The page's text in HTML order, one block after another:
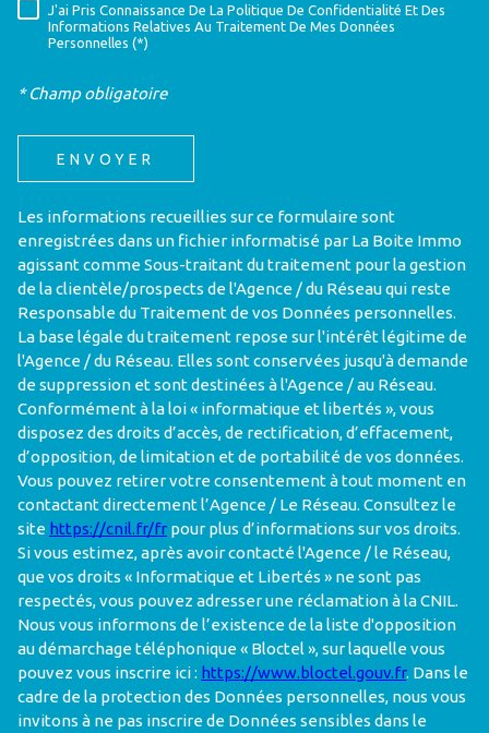
RÈGLEMENTATION
J'ai Pris Connaissance De La Politique De Confidentialité Et Des
Informations Relatives Au Traitement De Mes Données
Personnelles (*)
* Champ obligatoire
ENVOYER
Les informations recueillies sur ce formulaire sont
enregistrées dans un fichier informatisé par La Boite Immo
agissant comme Sous-traitant du traitement pour la gestion
de la clientèle/prospects de l'Agence / du Réseau qui reste
Responsable du Traitement de vos Données personnelles.
La base légale du traitement repose sur l'intérêt légitime de
l'Agence / du Réseau. Elles sont conservées jusqu'à demande
de suppression et sont destinées à l'Agence / au Réseau.
Conformément à la loi « informatique et libertés », vous
disposez des droits d’accès, de rectification, d’effacement,
d’opposition, de limitation et de portabilité de vos données.
Vous pouvez retirer votre consentement à tout moment en
contactant directement l’Agence / Le Réseau. Consultez le
site https://cnil.fr/fr pour plus d’informations sur vos droits.
Si vous estimez, après avoir contacté l'Agence / le Réseau,
que vos droits « Informatique et Libertés » ne sont pas
respectés, vous pouvez adresser une réclamation à la CNIL.
Nous vous informons de l’existence de la liste d'opposition
au démarchage téléphonique « Bloctel », sur laquelle vous
pouvez vous inscrire ici : https://www.bloctel.gouv.fr. Dans le
cadre de la protection des Données personnelles, nous vous
invitons à ne pas inscrire de Données sensibles dans le